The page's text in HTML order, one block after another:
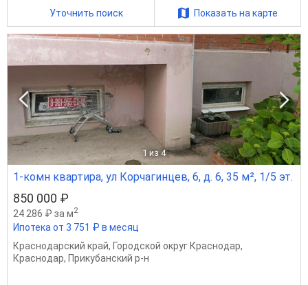
Уточнить поиск Показать на карте
1 из 4
1-комн квартира, ул Корчагинцев, 6, д. 6, 35 м², 1/5 эт.
850 000 ₽
24 286 ₽ за м2
Ипотека от 3 751 ₽ в месяц
Краснодарский край, Городской округ Краснодар,
Краснодар, Прикубанский р-н